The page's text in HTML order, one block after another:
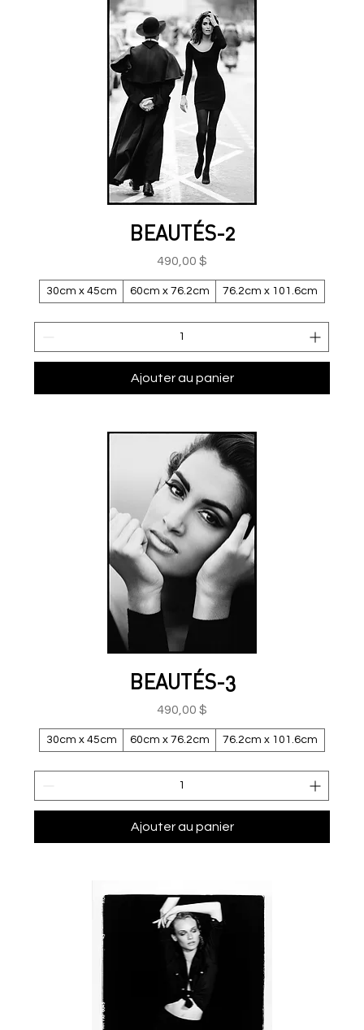
BEAUTÉS-2
Prix
490,00 $
30cm x 45cm 60cm x 76.2cm 76.2cm x 101.6cm
Ajouter au panier
BEAUTÉS-3
Prix
490,00 $
30cm x 45cm 60cm x 76.2cm 76.2cm x 101.6cm
Ajouter au panier